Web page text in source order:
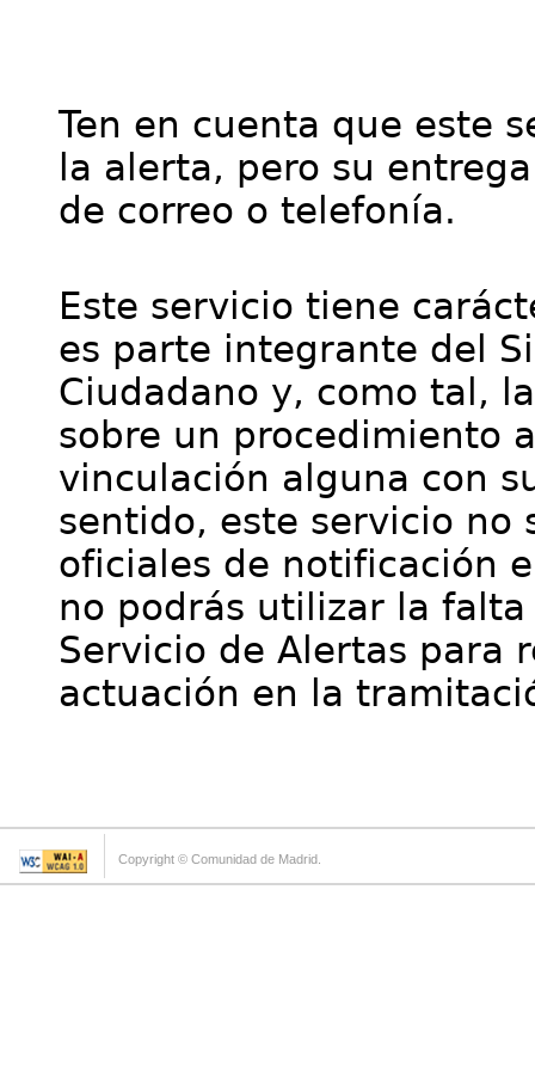
Ten en cuenta que este
la alerta, pero su
de correo o telefonía.
Este servicio tiene
es parte integrante del
Ciudadano y, como tal,
sobre un procedimiento
vinculación alguna con
sentido, este servicio no
oficiales de notificación
no podrás utilizar la
Servicio de Alertas para
actuación en la
Copyright © Comunidad de Madrid.